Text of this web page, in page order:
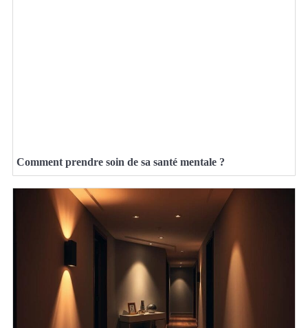
Comment prendre soin de sa santé mentale ?